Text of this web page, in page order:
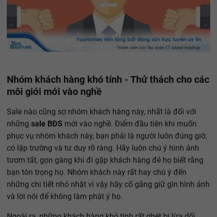
Nhóm khách hàng khó tính - Thử thách cho các
môi giới mới vào nghề
Sale nào cũng sợ nhóm khách hàng này, nhất là đối với
những sale BĐS mới vào nghề. Điểm đầu tiên khi muốn
phục vụ nhóm khách này, bạn phải là người luôn đúng giờ,
có lập trường và tư duy rõ ràng. Hãy luôn chú ý hình ảnh
tươm tất, gọn gàng khi đi gặp khách hàng đẻ họ biết rằng
bạn tôn trọng họ. Nhóm khách này rất hay chú ý đến
những chi tiết nhỏ nhặt vì vậy hãy cố gắng giữ gìn hình ảnh
và lời nói để không làm phật ý họ.